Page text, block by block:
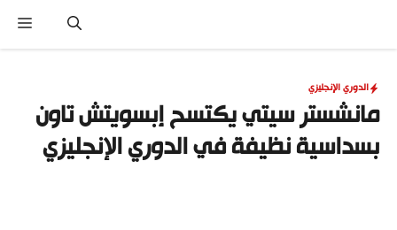
المحتوى
الدوري الإنجليزي
مانشستر سيتي يكتسح إبسويتش تاون
بسداسية نظيفة في الدوري الإنجليزي